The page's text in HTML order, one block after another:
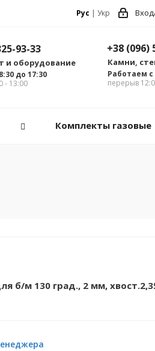
Рус | Укр
+38 (096)
Камни,
Работаем с
перерыв
93-33
и оборудование
до 17:30
- 13:00
Комплекты газовые
б/м 130 град., 2 мм,